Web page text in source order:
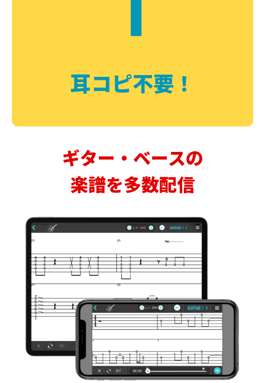
耳コピ不要！
ギター・ベースの
楽譜を多数配信